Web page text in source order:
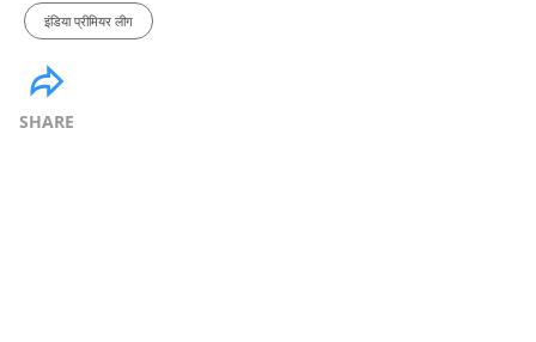
इंडिया प्रीमियर लीग
SHARE